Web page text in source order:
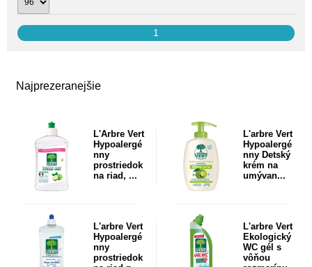
Najprezeranejšie
L'Arbre Vert
Hypoalergé
nny
prostriedok
na riad, ...
L'arbre Vert
Hypoalergé
nny Detský
krém na
umývan...
L'arbre Vert
Hypoalergé
nny
prostriedok
L'arbre Vert
Ekologický
WC gél s
vôňou
1